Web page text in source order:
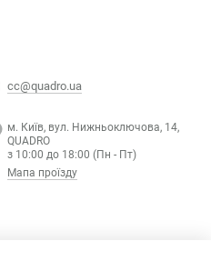
cc@quadro.ua
м. Київ, вул. Нижньоключова, 14,
QUADRO
з 10:00 до 18:00 (Пн - Пт)
Мапа проїзду